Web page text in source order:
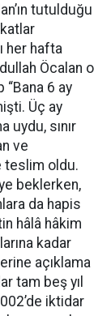
tutulduğu
her hafta
Öcalan o
“Bana 6 ay
Üç ay
uydu, sınır
ve
teslim oldu.
beklerken,
da hapis
hâlâ hâkim
kadar
açıklama
tam beş yıl
iktidar